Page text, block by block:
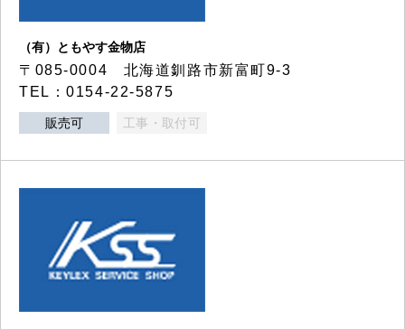
（有）ともやす金物店
〒085-0004 北海道釧路市新富町9-3
TEL：0154-22-5875
販売可 工事・取付可